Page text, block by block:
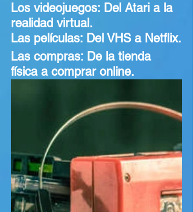
Los videojuegos: Del Atari a la
realidad virtual.
Las películas: Del VHS a Netflix.
Las compras: De la tienda
física a comprar online.